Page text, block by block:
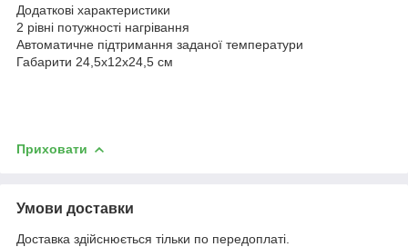
Додаткові характеристики
2 рівні потужності нагрівання
Автоматичне підтримання заданої температури
Габарити 24,5х12х24,5 см
Приховати
Умови доставки
Доставка здійснюється тільки по передоплаті.